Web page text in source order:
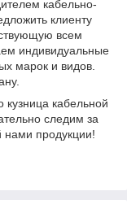
кабельно-
клиенту
всем
индивидуальные
марок и видов.
кабельной
следим за
нами продукции!